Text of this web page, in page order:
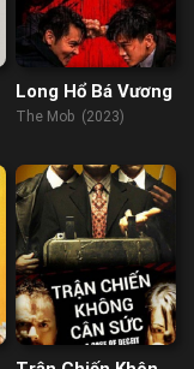
Long Hổ Bá Vương
The Mob (2023)